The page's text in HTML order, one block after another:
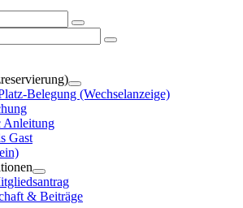
Suche
Suche
Belegung (Wechselanzeige)
Anleitung
Gast
& Beiträge